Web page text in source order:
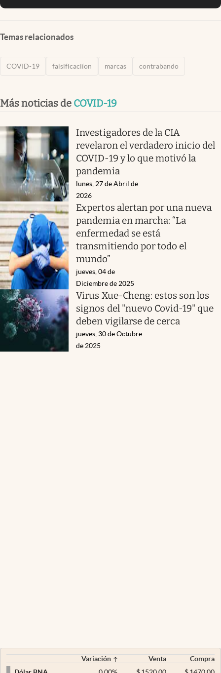
Temas relacionados
COVID-19 falsificaciíon marcas contrabando
Más noticias de COVID-19
Investigadores de la CIA
revelaron el verdadero inicio del
COVID-19 y lo que motivó la
pandemia
lunes, 27 de Abril de
2026
Expertos alertan por una nueva
pandemia en marcha: “La
enfermedad se está
transmitiendo por todo el
mundo”
jueves, 04 de
Diciembre de 2025
Virus Xue-Cheng: estos son los
signos del "nuevo Covid-19" que
deben vigilarse de cerca
jueves, 30 de Octubre
de 2025
Variación Venta
Compra